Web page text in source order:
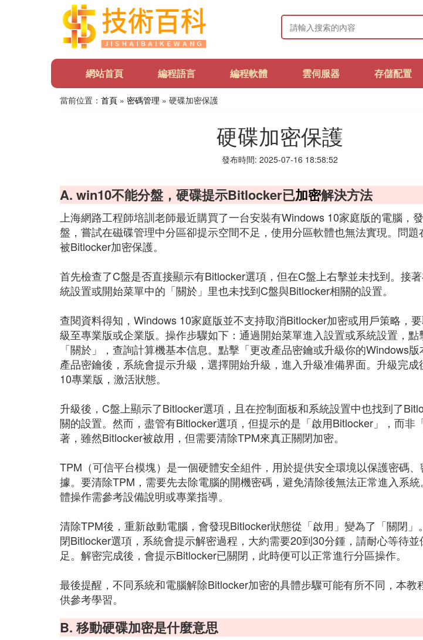
網站首頁 編程語言 編程軟體 雲伺服器 存儲配置
當前位置： 首頁 » 密碼管理 » 硬碟加密保護
硬碟加密保護
發布時間: 2025-07-16 18:58:52
A. win10不能分盤，硬碟提示Bitlocker已加密解決方法
上海網路工程師培訓老師最近購買了一台安裝有Windows 10家庭版的電腦，
盤，嘗試在磁碟管理中分區卻提示空間不足，使用分區軟體也無法實現。問題
被Bitlocker加密保護。
首先檢查了C盤是否直接顯示有Bitlocker選項，但在C盤上右擊並未找到。接
統設置或開始菜單中的「關於」里也未找到C盤與Bitlocker相關的設置。
查閱資料得知，Windows 10家庭版並不支持取消Bitlocker加密或用戶策略，
級至專業版或企業版。操作步驟如下：通過開始菜單進入設置或系統設置，
「關於」，查詢計算機基本信息。點擊「更改產品密鑰或升級你的Windows
產品密鑰後，系統會提示升級，選擇開始升級，進入升級准備界面。升級完成
10專業版，激活狀態。
升級後，C盤上顯示了Bitlocker選項，且在控制面板和系統設置中也找到了
關的設置。然而，盡管有Bitlocker選項，但提示的是「啟用Bitlocker」，而非
著，雖然Bitlocker被啟用，但需要清除TPM來真正關閉加密。
TPM（可信平台模塊）是一個硬體安全組件，用於提供安全環境以保護密碼
據。要清除TPM，需要先去除電腦的開機密碼，避免清除後無法正常進入系
體操作需參考設備說明或專業指導。
清除TPM後，重新啟動電腦，會發現Bitlocker狀態從「啟用」變為了「關閉」
閉Bitlocker選項，系統會提示解密過程，大約需要20到30分鍾，請耐心等待
足。解密完成後，會提示Bitlocker已關閉，此時便可以正常進行分區操作。
最後提醒，不同系統和電腦解除Bitlocker加密的具體步驟可能有所不同，本教
供參考學習。
B. 移動硬碟加密是什麼意思